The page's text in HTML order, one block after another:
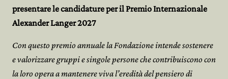
Archivio 
presentare le candidature per il Premio Internazionale
Alexander Langer 2027
Con questo premio annuale la Fondazione intende sostenere
e valorizzare gruppi e singole persone che contribuiscono con
la loro opera a mantenere viva l’eredità del pensiero di